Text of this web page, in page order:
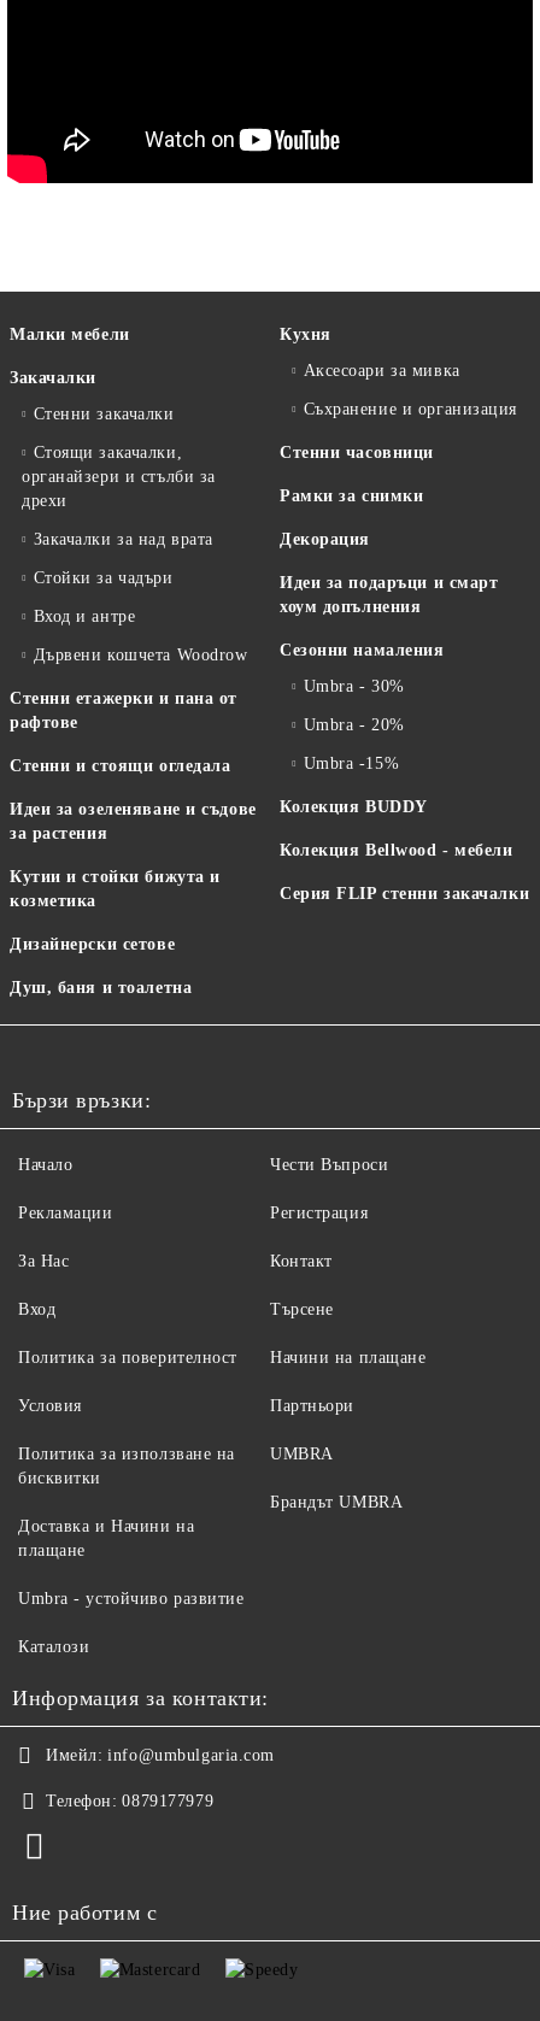
Малки мебели
Закачалки
Стенни закачалки
Стоящи закачалки,
органайзери и стълби за
дрехи
Закачалки за над врата
Стойки за чадъри
Вход и антре
Дървени кошчета Woodrow
Стенни етажерки и пана от
рафтове
Стенни и стоящи огледала
Идеи за озеленяване и съдове
за растения
Кутии и стойки бижута и
козметика
Дизайнерски сетове
Душ, баня и тоалетна
Кухня
Аксесоари за мивка
Съхранение и организация
Стенни часовници
Рамки за снимки
Декорация
Идеи за подаръци и смарт
хоум допълнения
Сезонни намаления
Umbra - 30%
Umbra - 20%
Umbra -15%
Колекция BUDDY
Колекция Bellwood - мебели
Серия FLIP стенни закачалки
Бързи връзки:
Начало
Рекламации
За Нас
Вход
Чести Въпроси
Регистрация
Контакт
Търсене
Политика за поверителност
Условия
Политика за използване на
бисквитки
Доставка и Начини на
плащане
Начини на плащане
Партньори
UMBRA
Брандът UMBRA
Umbra - устойчиво развитие
Каталози
Информация за контакти:
Имейл: info@umbulgaria.com
Телефон: 0879177979
Ние работим с